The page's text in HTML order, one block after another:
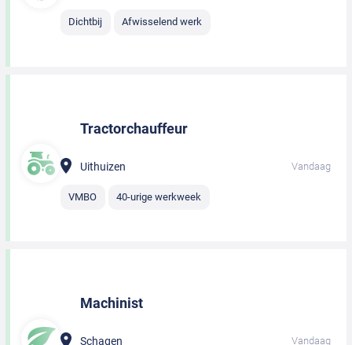
Dichtbij Afwisselend werk
Tractorchauffeur
Uithuizen Vandaag
VMBO 40-urige werkweek
Machinist
Schagen Vandaag